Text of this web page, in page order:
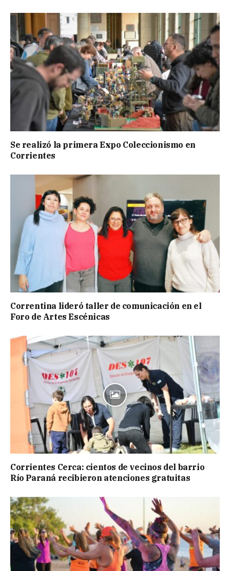
Se realizó la primera Expo Coleccionismo en
Corrientes
Correntina lideró taller de comunicación en el
Foro de Artes Escénicas
Corrientes Cerca: cientos de vecinos del barrio
Río Paraná recibieron atenciones gratuitas